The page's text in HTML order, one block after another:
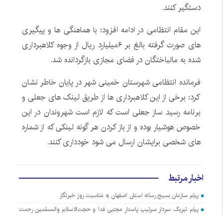
دستگیر کنند.
این مقام انتظامی در ادامه افزود: با هماهنگی ها و پیگیری
های صورت گرفته بالغ بر ۶میلیارد ریال از وجوه کلاهبرداری
شده به مالباختگان در فضای مجازی بازگردانده شد.
فرمانده انتظامی شهرستان خمینی شهر در پایان خاطر نشان
کرد: برخی از این کلاهبرداری ها از طریق لینک های جعلی و
برنامه رسید ساز جعلی است که لازم است شهروندان در این
خصوص هوشیار بوده و از باز کردن هر گونه لینکی که از شماره
های شخصی برایشان ارسال می شود خودداری کنند.
اخبار مرتبط
پیام سازمان بسیج رسانه استان اصفهان به مناسبت روز خبرنگار
پیام تبریک سردار سرتیپ پاسدار مجتبی فدا و حجت‌الاسلام والمسلمین رحمت